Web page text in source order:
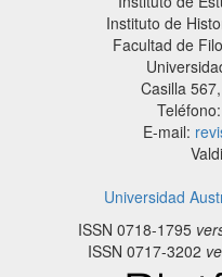
Instituto de
Facultad de
Casilla
E-mail:
Universidad
ISSN 0718-1795
ISSN 0717-3202